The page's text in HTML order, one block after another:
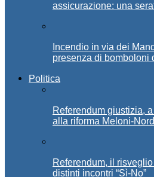
assicurazione: una
Incendio in via dei
presenza di bomboloni
Politica
Referendum giustizia,
alla riforma Meloni-
Referendum, il
distinti incontri “Sì-No”